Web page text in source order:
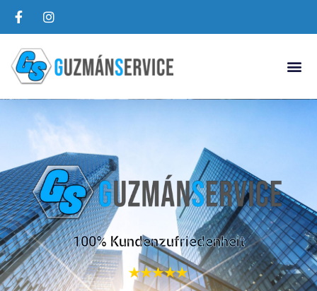
100% Kundenzufriedenheit